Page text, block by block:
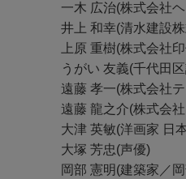
一木 広治(株式会社
井上 和幸(清水建設
上原 重樹(株式会社
うがい 友義(千代田
遠藤 孝一(株式会社
遠藤 龍之介(株式会
大津 英敏(洋画家 日
大塚 芳忠(声優)
岡部 憲明(建築家／